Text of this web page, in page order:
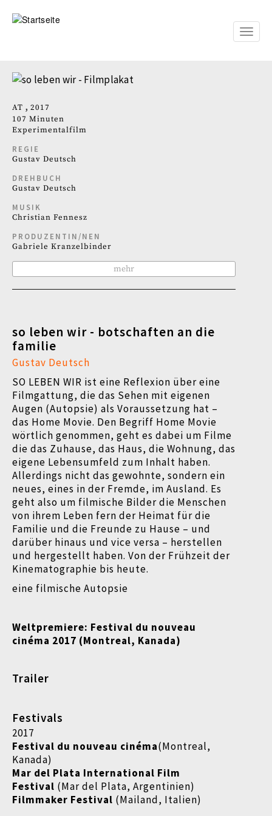
zum
Toggle
AT
2017
107 Minuten
Experimentalfilm
REGIE
Gustav Deutsch
DREHBUCH
Gustav Deutsch
MUSIK
Christian Fennesz
PRODUZENTIN/NEN
Gabriele Kranzelbinder
mehr
so leben wir - botschaften an die
familie
Gustav Deutsch
SO LEBEN WIR ist eine Reflexion über eine
Filmgattung, die das Sehen mit eigenen
Augen (Autopsie) als Voraussetzung hat –
das Home Movie. Den Begriff Home Movie
wörtlich genommen, geht es dabei um Filme
die das Zuhause, das Haus, die Wohnung, das
eigene Lebensumfeld zum Inhalt haben.
Allerdings nicht das gewohnte, sondern ein
neues, eines in der Fremde, im Ausland. Es
geht also um filmische Bilder die Menschen
von ihrem Leben fern der Heimat für die
Familie und die Freunde zu Hause – und
darüber hinaus und vice versa – herstellen
und hergestellt haben. Von der Frühzeit der
Kinematographie bis heute.
eine filmische Autopsie
Weltpremiere: Festival du nouveau
cinéma 2017 (Montreal, Kanada)
Trailer
Festivals
2017
Festival du nouveau cinéma(Montreal,
Kanada)
Mar del Plata International Film
Festival (Mar del Plata, Argentinien)
Filmmaker Festival (Mailand, Italien)